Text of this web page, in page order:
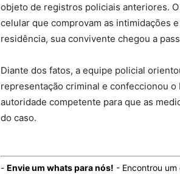
objeto de registros policiais anteriores.
celular que comprovam as intimidações
residência, sua convivente chegou a
Diante dos fatos, a equipe policial
representação criminal e confeccionou
autoridade competente para que as
do caso.
- Envie um whats para nós! - Encontrou